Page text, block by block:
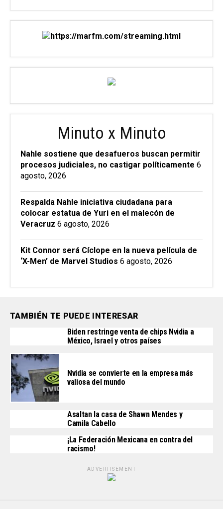
Minuto x Minuto
Nahle sostiene que desafueros buscan permitir
procesos judiciales, no castigar políticamente 6
agosto, 2026
Respalda Nahle iniciativa ciudadana para
colocar estatua de Yuri en el malecón de
Veracruz 6 agosto, 2026
Kit Connor será Cíclope en la nueva película de
‘X-Men’ de Marvel Studios 6 agosto, 2026
TAMBIÉN TE PUEDE INTERESAR
Biden restringe venta de chips Nvidia a
México, Israel y otros países
Nvidia se convierte en la empresa más
valiosa del mundo
Asaltan la casa de Shawn Mendes y
Camila Cabello
¡La Federación Mexicana en contra del
racismo!
ADVERTISEMENT